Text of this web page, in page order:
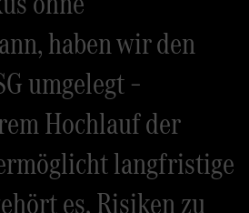
haben wir den
umgelegt –
Hochlauf der
langfristige
es, Risiken zu